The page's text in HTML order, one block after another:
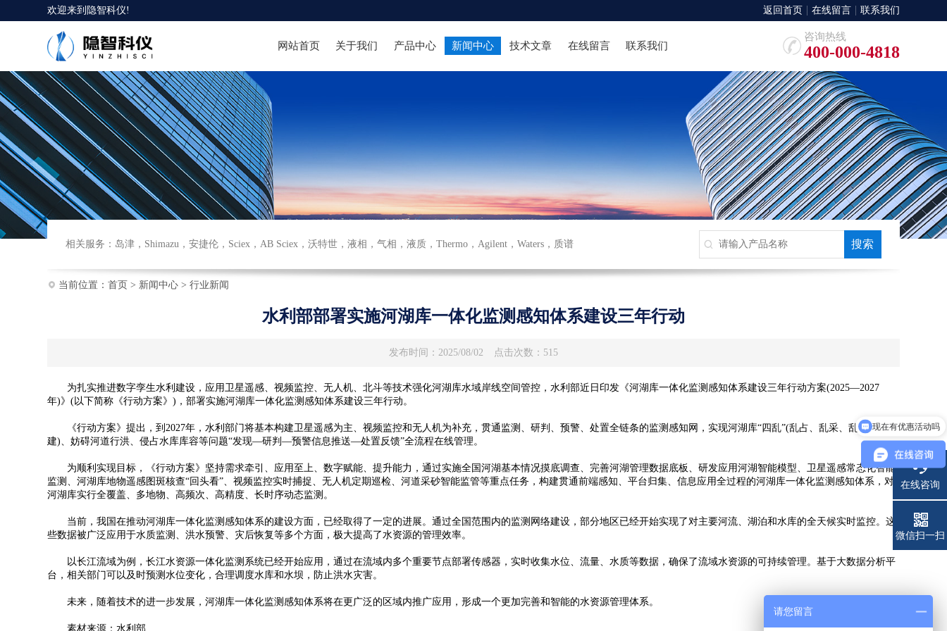
欢迎来到 隐智科仪! 返回首页 在线留言 联系我们
网站首页 关于我们 产品中心 新闻中心 技术文章 在线留言 联系我们
咨询热线
400-000-4818
相关服务： 岛津 ， Shimazu ，安捷伦 ， Sciex ，AB Sciex ，沃特世 ，液相 ，气相 ，液质 ，Thermo ，Agilent ，Waters ， 质谱
当前位置： 首页 > 新闻中心> 行业新闻
水利部部署实施河湖库一体化监测感知体系建设三年行动
发布时间：2025/08/02 点击次数：515
为扎实推进数字孪生水利建设，应用卫星遥感、视频监控、无人机、北斗等技术强化河湖库水域岸线空间管控，水利部近日印发《河湖库一体化监测感知体系建设三年行动方案(2025—2027
年)》(以下简称《行动方案》)，部署实施河湖库一体化监测感知体系建设三年行动。
《行动方案》提出，到2027年，水利部门将基本构建卫星遥感为主、视频监控和无人机为补充，贯通监测、研判、预警、处置全链条的监测感知网，实现河湖库“四乱”(乱占、乱采、乱堆、乱
建)、妨碍河道行洪、侵占水库库容等问题“发现—研判—预警信息推送—处置反馈”全流程在线管理。
为顺利实现目标，《行动方案》坚持需求牵引、应用至上、数字赋能、提升能力，通过实施全国河湖基本情况摸底调查、完善河湖管理数据底板、研发应用河湖智能模型、卫星遥感常态化智能
监测、河湖库地物遥感图斑核查“回头看”、视频监控实时捕捉、无人机定期巡检、河道采砂智能监管等重点任务，构建贯通前端感知、平台归集、信息应用全过程的河湖库一体化监测感知体系，对
河湖库实行全覆盖、多地物、高频次、高精度、长时序动态监测。
当前，我国在推动河湖库一体化监测感知体系的建设方面，已经取得了一定的进展。通过全国范围内的监测网络建设，部分地区已经开始实现了对主要河流、湖泊和水库的全天候实时监控。这
些数据被广泛应用于水质监测 、洪水预警、灾后恢复等多个方面，极大提高了水资源的管理效率。
以长江流域为例，长江水资源一体化监测系统已经开始应用，通过在流域内多个重要节点部署传感器，实时收集水位、流量、水质等数据，确保了流域水资源的可持续管理。基于大数据分析平
台，相关部门可以及时预测水位变化，合理调度水库和水坝，防止洪水灾害。
未来，随着技术的进一步发展，河湖库一体化监测感知体系将在更广泛的区域内推广应用，形成一个更加完善和智能的水资源管理体系。
素材来源：水利部
在线咨询
电话
微信扫一扫
现在有优惠活动吗
请您留言